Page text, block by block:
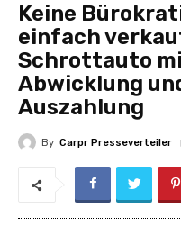
Keine
einfach
Schrottauto
Abwicklung
Auszahlung
By Carpr Presseverteiler